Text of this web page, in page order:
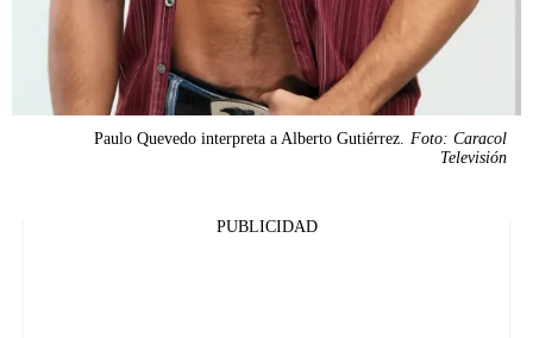
Paulo Quevedo interpreta a Alberto Gutiérrez.
Foto: Caracol
Televisión
PUBLICIDAD